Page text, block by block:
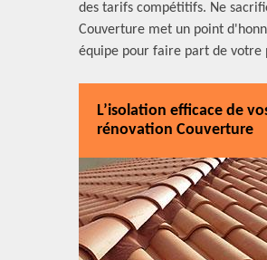
des tarifs compétitifs. Ne
Couverture met un point
équipe pour faire part de votre
L’isolation efficace de
rénovation Couverture